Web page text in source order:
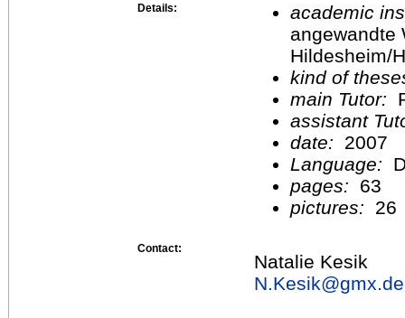
Details:
academic
angewandte
Hildesheim/
kind of
main Tutor:
assistant
date:
2007
Language:
pages:
63
pictures:
26
Contact:
Natalie Kesik
N.Kesik@gmx.de